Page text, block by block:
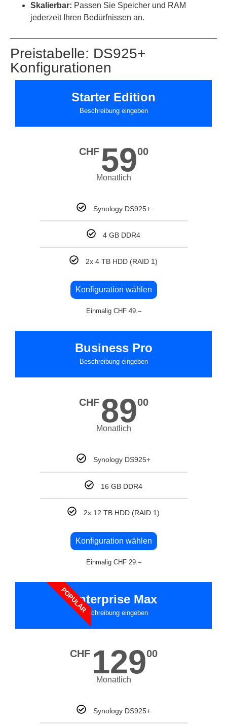
Skalierbar: Passen Sie Speicher und RAM
jederzeit Ihren Bedürfnissen an.
Preistabelle: DS925+
Konfigurationen
Starter Edition
Beschreibung eingeben
CHF 5900
Monatlich
Synology DS925+
4 GB DDR4
2x 4 TB HDD (RAID 1)
Konfiguration wählen
Einmalig CHF 49.–
Business Pro
Beschreibung eingeben
CHF 8900
Monatlich
Synology DS925+
16 GB DDR4
2x 12 TB HDD (RAID 1)
Konfiguration wählen
Einmalig CHF 29.–
POPULÄR
Enterprise Max
Beschreibung eingeben
CHF 12900
Monatlich
Synology DS925+